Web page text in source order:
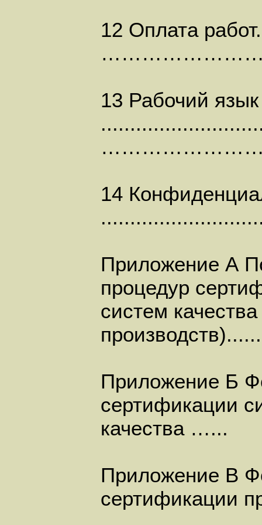
12 Оплата
13 Рабочий язык
14
Приложение А
процедур
систем
Приложение Б
сертификации
качества …...
Приложение В
сертификации